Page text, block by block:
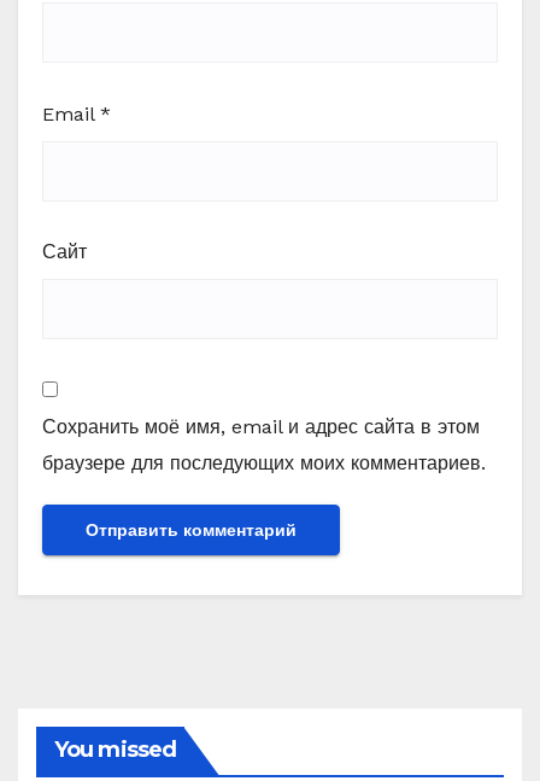
Email *
Сайт
Сохранить моё имя, email и адрес сайта в этом
браузере для последующих моих комментариев.
You missed